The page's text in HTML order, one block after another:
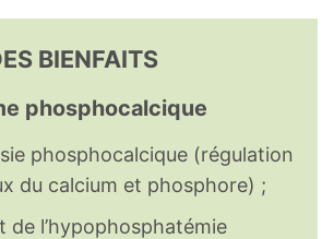
BIENFAITS
phosphocalcique
phosphocalcique (régulation
du calcium et phosphore) ;
de l’hypophosphatémie